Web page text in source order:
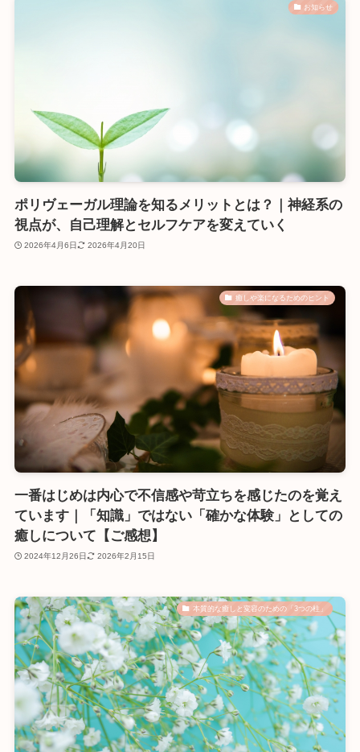
お知らせ
ポリヴェーガル理論を知るメリットとは？｜神経系の
視点が、自己理解とセルフケアを変えていく
2026年4月6日 2026年4月20日
癒しや楽になるためのヒント
一番はじめは内心で不信感や苛立ちを感じたのを覚え
ています｜「知識」ではない「確かな体験」としての
癒しについて【ご感想】
2024年12月26日 2026年2月15日
本質的な癒しと変容のための「3つの柱」